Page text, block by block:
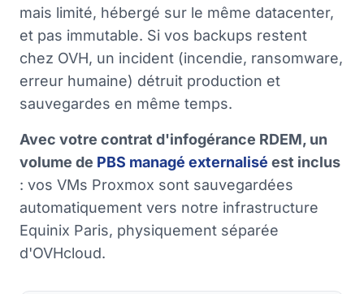
mais limité, hébergé sur le même datacenter,
et pas immutable. Si vos backups restent
chez OVH, un incident (incendie, ransomware,
erreur humaine) détruit production et
sauvegardes en même temps.
Avec votre contrat d'infogérance RDEM, un
volume de PBS managé externalisé est inclus
: vos VMs Proxmox sont sauvegardées
automatiquement vers notre infrastructure
Equinix Paris, physiquement séparée
d'OVHcloud.